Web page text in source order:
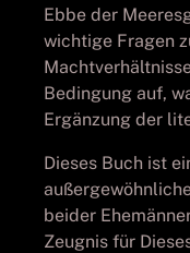
Ebbe der
wichtige Fragen
Bedingung auf,
Ergänzung der
Dieses Buch ist
beider
Zeugnis für